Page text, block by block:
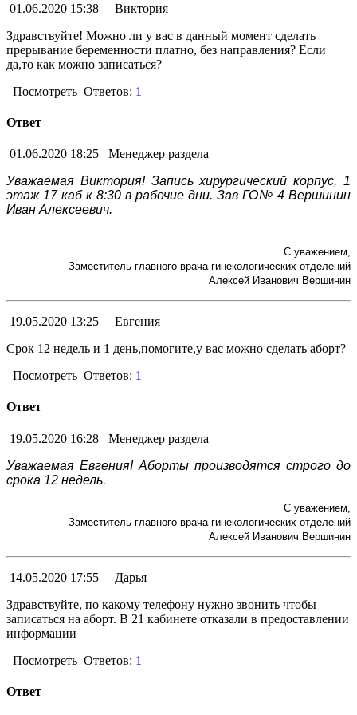
01.06.2020 15:38
Виктория
Здравствуйте! Можно ли у вас в данный момент сделать
прерывание беременности платно, без направления? Если
да,то как можно записаться?
Посмотреть Ответов: 1
Ответ
01.06.2020 18:25
Менеджер раздела
Уважаемая Виктория! Запись хирургический корпус, 1
этаж 17 каб к 8:30 в рабочие дни. Зав ГО№ 4 Вершинин
Иван Алексеевич.
С уважением,
Заместитель главного врача гинекологических отделений
Алексей Иванович Вершинин
19.05.2020 13:25
Евгения
Срок 12 недель и 1 день,помогите,у вас можно сделать аборт?
Посмотреть Ответов: 1
Ответ
19.05.2020 16:28
Менеджер раздела
Уважаемая Евгения! Аборты производятся строго до
срока 12 недель.
С уважением,
Заместитель главного врача гинекологических отделений
Алексей Иванович Вершинин
14.05.2020 17:55
Дарья
Здравствуйте, по какому телефону нужно звонить чтобы
записаться на аборт. В 21 кабинете отказали в предоставлении
информации
Посмотреть Ответов: 1
Ответ